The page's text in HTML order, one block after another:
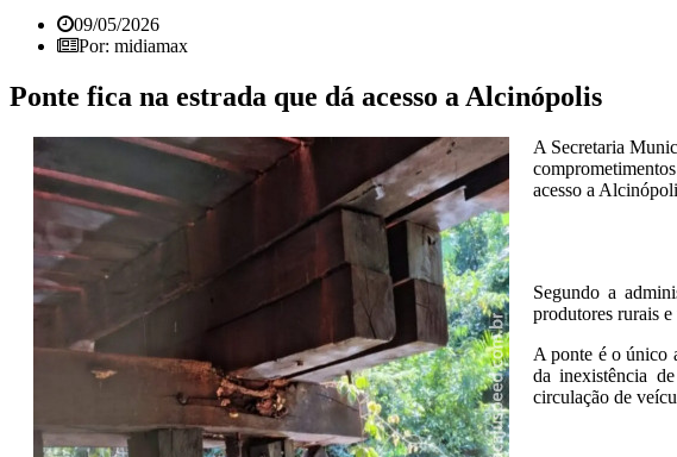
09/05/2026
Por: midiamax
Ponte fica na estrada que dá acesso a Alcinópolis
A Secretaria
acesso a
Segundo a
produtores rurais
A ponte é o único
da inexistência
circulação de